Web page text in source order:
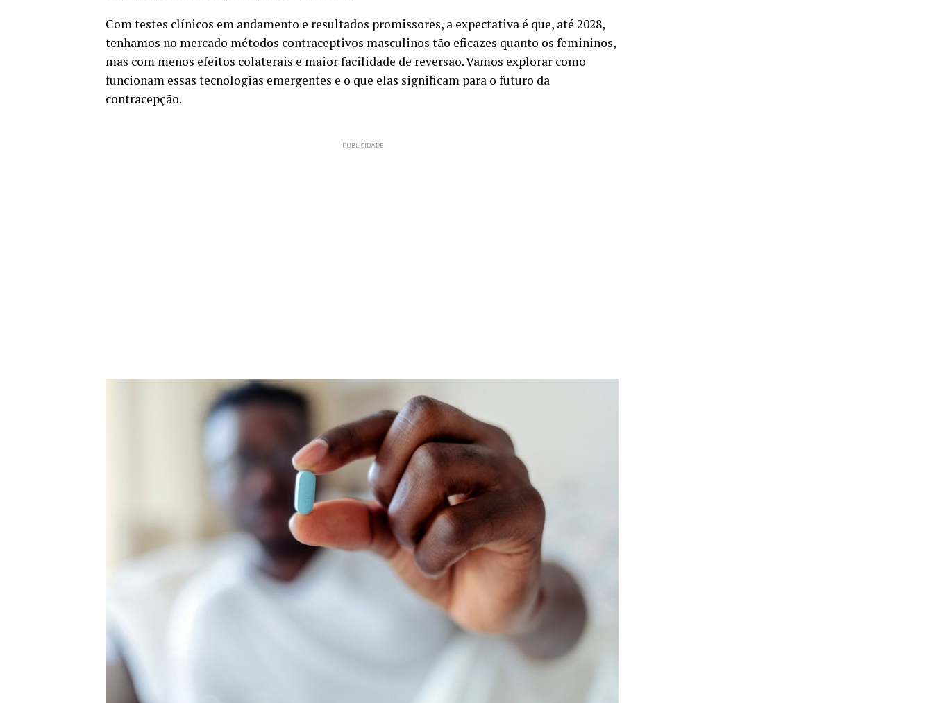
Com testes clínicos em andamento e resultados promissores, a expectativa é que, até 2028,
tenhamos no mercado métodos contraceptivos masculinos tão eficazes quanto os femininos,
mas com menos efeitos colaterais e maior facilidade de reversão. Vamos explorar como
funcionam essas tecnologias emergentes e o que elas significam para o futuro da
contracepção.